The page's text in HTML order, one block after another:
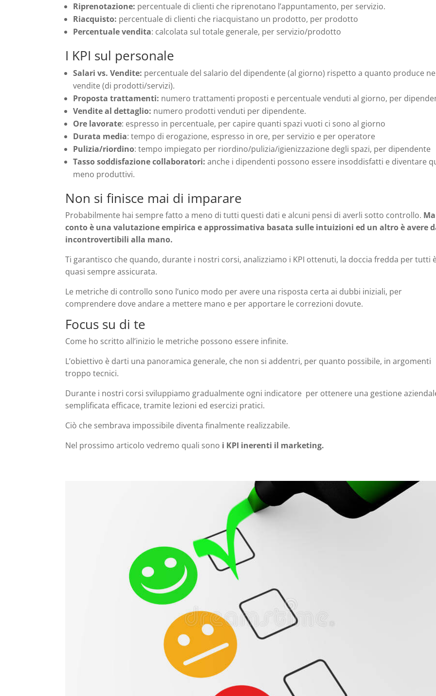
Riprenotazione: percentuale di clienti che riprenotano l’appuntamento, per servizio.
Riacquisto: percentuale di clienti che riacquistano un prodotto, per prodotto
Percentuale vendita: calcolata sul totale generale, per servizio/prodotto
I KPI sul personale
Salari vs. Vendite: percentuale del salario del dipendente (al giorno) rispetto a quanto produce
vendite (di prodotti/servizi).
Proposta trattamenti: numero trattamenti proposti e percentuale venduti al giorno, per
Vendite al dettaglio: numero prodotti venduti per dipendente.
Ore lavorate: espresso in percentuale, per capire quanti spazi vuoti ci sono al giorno
Durata media: tempo di erogazione, espresso in ore, per servizio e per operatore
Pulizia/riordino: tempo impiegato per riordino/pulizia/igienizzazione degli spazi, per dipendente
Tasso soddisfazione collaboratori: anche i dipendenti possono essere insoddisfatti e diventare
meno produttivi.
Non si finisce mai di imparare
Probabilmente hai sempre fatto a meno di tutti questi dati e alcuni pensi di averli sotto controllo.
conto è una valutazione empirica e approssimativa basata sulle intuizioni ed un altro è avere
incontrovertibili alla mano.
Ti garantisco che quando, durante i nostri corsi, analizziamo i KPI ottenuti, la doccia fredda per tutti
quasi sempre assicurata.
Le metriche di controllo sono l’unico modo per avere una risposta certa ai dubbi iniziali, per
comprendere dove andare a mettere mano e per apportare le correzioni dovute.
Focus su di te
Come ho scritto all’inizio le metriche possono essere infinite.
L’obiettivo è darti una panoramica generale, che non si addentri, per quanto possibile, in argomenti
troppo tecnici.
Durante i nostri corsi sviluppiamo gradualmente ogni indicatore per ottenere una gestione
semplificata efficace, tramite lezioni ed esercizi pratici.
Ciò che sembrava impossibile diventa finalmente realizzabile.
Nel prossimo articolo vedremo quali sono i KPI inerenti il marketing.